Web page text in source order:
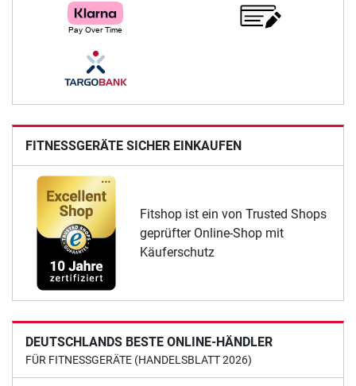
FITNESSGERÄTE SICHER EINKAUFEN
Fitshop ist ein von Trusted Shops
geprüfter Online-Shop mit
Käuferschutz
DEUTSCHLANDS BESTE ONLINE-HÄNDLER
FÜR FITNESSGERÄTE (HANDELSBLATT 2026)